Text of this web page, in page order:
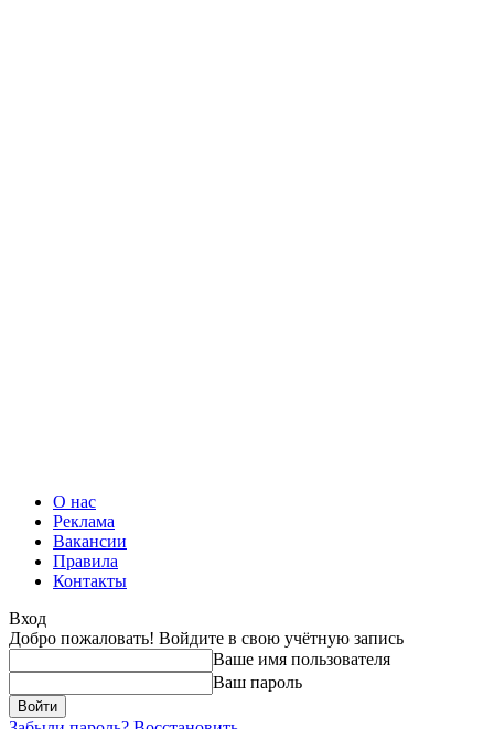
О нас
Реклама
Вакансии
Правила
Контакты
Вход
Добро пожаловать! Войдите в свою учётную запись
Ваше имя пользователя
Ваш пароль